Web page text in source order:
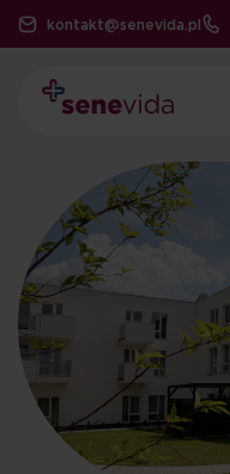
kontakt@senevida.pl